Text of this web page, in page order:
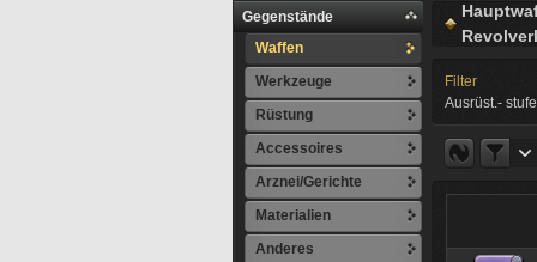
Gegenstände
Waffen
Werkzeuge
Rüstung
Accessoires
Arznei/Gerichte
Materialien
Anderes
Filter
Ausrüst.-